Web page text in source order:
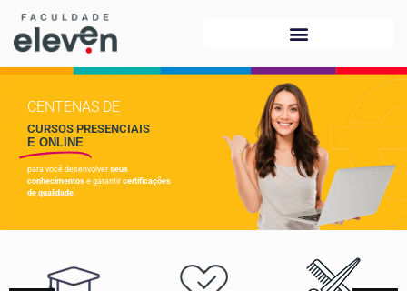
CENTENAS DE
CURSOS PRESENCIAIS
E ONLINE
para você desenvolver seus
conhecimentos e garantir certificações
de qualidade.